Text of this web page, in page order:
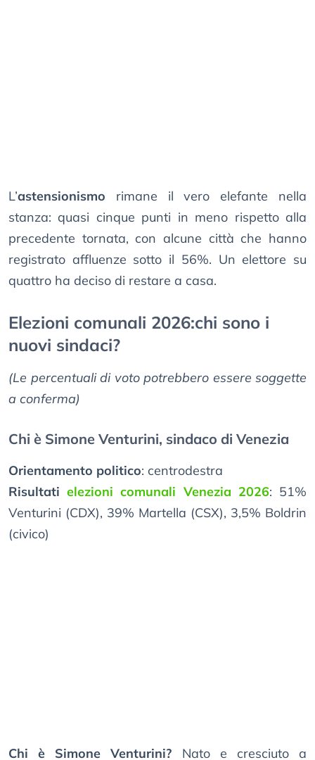
L’astensionismo rimane il vero elefante nella
stanza: quasi cinque punti in meno rispetto alla
precedente tornata, con alcune città che hanno
registrato affluenze sotto il 56%. Un elettore su
quattro ha deciso di restare a casa.
Elezioni comunali 2026:chi sono i
nuovi sindaci?
(Le percentuali di voto potrebbero essere soggette
a conferma)
Chi è Simone Venturini, sindaco di Venezia
Orientamento politico: centrodestra
Risultatielezioni comunali Venezia 2026: 51%
Venturini (CDX), 39% Martella (CSX), 3,5% Boldrin
(civico)
Chi è Simone Venturini? Nato e cresciuto a